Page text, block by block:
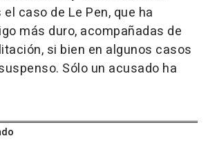
caso de Le Pen, que ha
más duro, acompañadas de
si bien en algunos casos
Sólo un acusado ha